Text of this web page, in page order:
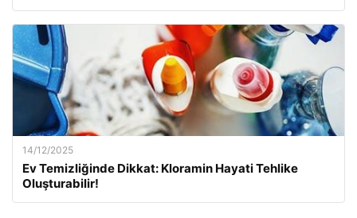
14/12/2025
Ev Temizliğinde Dikkat: Kloramin Hayati Tehlike
Oluşturabilir!